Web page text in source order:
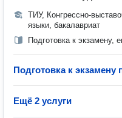
ТИУ, Конгрессно-
языки, бакалавриат
Подготовка к экзамену,
Подготовка к экзамену
Ещё 2 услуги